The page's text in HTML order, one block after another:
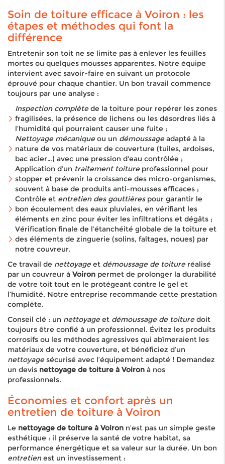
Soin de toiture efficace à Voiron : les
étapes et méthodes qui font la
différence
Entretenir son toit ne se limite pas à enlever les feuilles
mortes ou quelques mousses apparentes. Notre équipe
intervient avec savoir-faire en suivant un protocole
éprouvé pour chaque chantier. Un bon travail commence
toujours par une analyse :
Inspection complètede la toiture pour repérer les zones
fragilisées, la présence de lichens ou les désordres liés à
l’humidité qui pourraient causer une fuite ;
Nettoyage mécaniqueou un démoussageadapté à la
nature de vos matériaux de couverture (tuiles, ardoises,
bac acier…) avec une pression d'eau contrôlée ;
Application d’un traitement toitureprofessionnel pour
stopper et prévenir la croissance des micro-organismes,
souvent à base de produits anti-mousses efficaces ;
Contrôle et entretien des gouttièrespour garantir le
bon écoulement des eaux pluviales, en vérifiant les
éléments en zinc pour éviter les infiltrations et dégâts ;
Vérification finale de l’étanchéité globale de la toiture et
des éléments de zinguerie (solins, faîtages, noues) par
notre couvreur.
Ce travail de nettoyageet démoussage de toitureréalisé
par un couvreur à Voiron permet de prolonger la durabilité
de votre toit tout en le protégeant contre le gel et
l’humidité. Notre entreprise recommande cette prestation
complète.
Conseil clé : un nettoyageet démoussage de toituredoit
toujours être confié à un professionnel. Évitez les produits
corrosifs ou les méthodes agressives qui abîmeraient les
matériaux de votre couverture, et bénéficiez d’un
nettoyagesécurisé avec l’équipement adapté ! Demandez
un devis nettoyage de toiture à Voiron à nos
professionnels.
Économies et confort après un
entretien de toiture à Voiron
Le nettoyage de toiture à Voiron n’est pas un simple geste
esthétique : il préserve la santé de votre habitat, sa
performance énergétique et sa valeur sur la durée. Un bon
entretienest un investissement :